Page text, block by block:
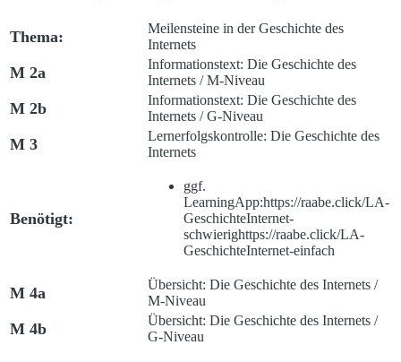
Thema:
Meilensteine in der Geschichte des
Internets
M 2a
Informationstext: Die Geschichte des
Internets / M-Niveau
M 2b
Informationstext: Die Geschichte des
Internets / G-Niveau
M 3
Lernerfolgskontrolle: Die Geschichte des
Internets
Benötigt:
ggf.
LearningApp:https://raabe.click/LA-
GeschichteInternet-
schwierighttps://raabe.click/LA-
GeschichteInternet-einfach
M 4a
Übersicht: Die Geschichte des Internets /
M-Niveau
M 4b
Übersicht: Die Geschichte des Internets /
G-Niveau